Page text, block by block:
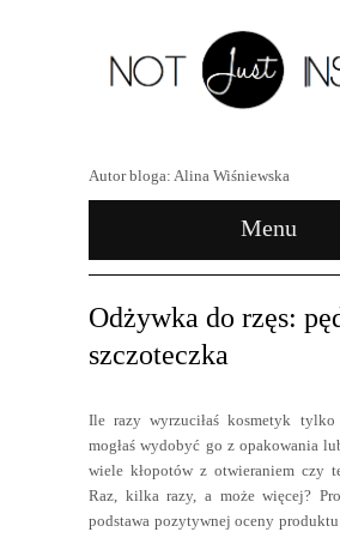
Autor bloga: Alina Wiśniewska
Menu
Odżywka do rzęs:
szczoteczka
Ile razy wyrzuciłaś kosmetyk
mogłaś wydobyć go z opakowania
wiele kłopotów z otwieraniem czy
Raz, kilka razy, a może więcej?
podstawa pozytywnej oceny